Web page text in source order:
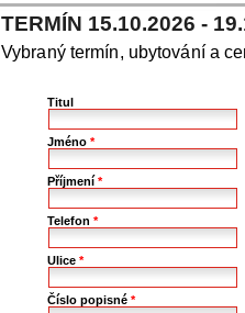
TERMÍN 15.10.2026 -
Vybraný termín, ubytování a
Titul
Jméno*
Příjmení*
Telefon*
Ulice*
Číslo popisné*